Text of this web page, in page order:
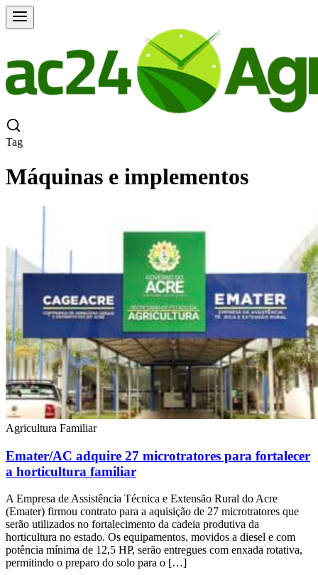
Tag
Máquinas e implementos
Agricultura Familiar
Emater/AC adquire 27 microtratores para fortalecer
a horticultura familiar
A Empresa de Assistência Técnica e Extensão Rural do Acre
(Emater) firmou contrato para a aquisição de 27 microtratores que
serão utilizados no fortalecimento da cadeia produtiva da
horticultura no estado. Os equipamentos, movidos a diesel e com
potência mínima de 12,5 HP, serão entregues com enxada rotativa,
permitindo o preparo do solo para o […]